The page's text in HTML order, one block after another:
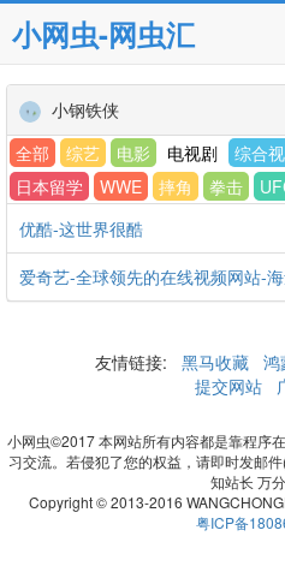
小网虫-网虫汇
小钢铁侠
全部
综艺 电影 电视剧 综合
日本留学
WWE 摔角 拳击
优酷-这世界很酷
爱奇艺-全球领先的在线视频网站-
友情链接: 黑马收藏 鸿
提交网站
小网虫©2017 本网站所有内容都是靠程序
习交流。若侵犯了您的权益，请即时发邮
知站长 万
Copyright © 2013-2016
粤ICP备